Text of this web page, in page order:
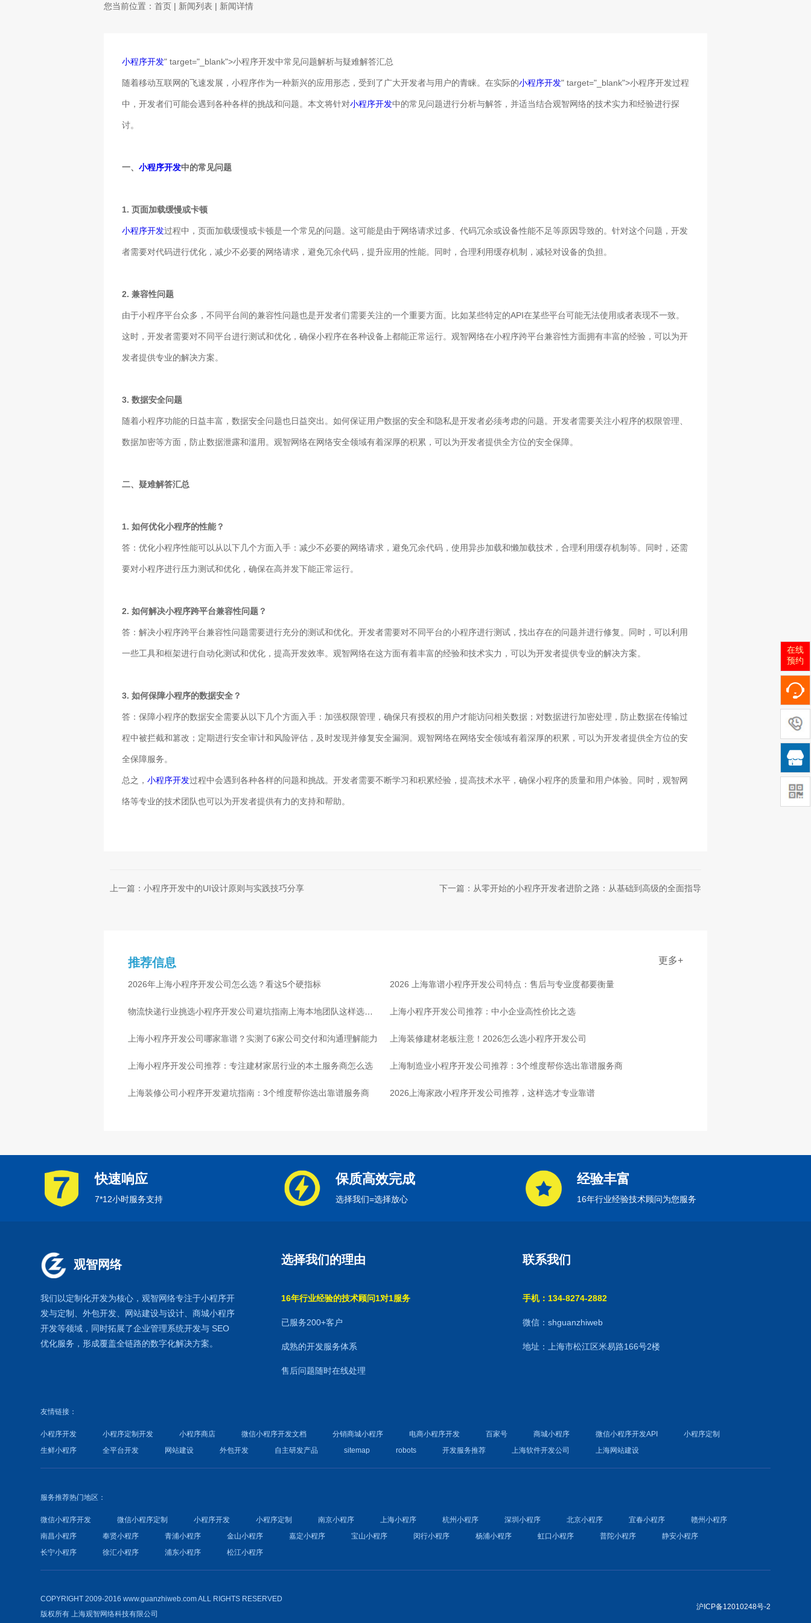
您当前位置： 首页 | 新闻列表 | 新闻详情
小程序开发" target="_blank">小程序开发中常见问题解析与疑难解答汇总
随着移动互联网的飞速发展，小程序作为一种新兴的应用形态，受到了广大开发者与用户的青睐。在实际的小程序开发" target="_blank">小程序开发过程
中，开发者们可能会遇到各种各样的挑战和问题。本文将针对小程序开发中的常见问题进行分析与解答，并适当结合观智网络的技术实力和经验进行探
讨。
一、 小程序开发中的常见问题
1. 页面加载缓慢或卡顿
小程序开发过程中，页面加载缓慢或卡顿是一个常见的问题。这可能是由于网络请求过多、代码冗余或设备性能不足等原因导致的。针对这个问题，开发
者需要对代码进行优化，减少不必要的网络请求，避免冗余代码，提升应用的性能。同时，合理利用缓存机制，减轻对设备的负担。
2. 兼容性问题
由于小程序平台众多，不同平台间的兼容性问题也是开发者们需要关注的一个重要方面。比如某些特定的API在某些平台可能无法使用或者表现不一致。
这时，开发者需要对不同平台进行测试和优化，确保小程序在各种设备上都能正常运行。观智网络在小程序跨平台兼容性方面拥有丰富的经验，可以为开
发者提供专业的解决方案。
3. 数据安全问题
随着小程序功能的日益丰富，数据安全问题也日益突出。如何保证用户数据的安全和隐私是开发者必须考虑的问题。开发者需要关注小程序的权限管理、
数据加密等方面，防止数据泄露和滥用。观智网络在网络安全领域有着深厚的积累，可以为开发者提供全方位的安全保障。
二、疑难解答汇总
1. 如何优化小程序的性能？
答：优化小程序性能可以从以下几个方面入手：减少不必要的网络请求，避免冗余代码，使用异步加载和懒加载技术，合理利用缓存机制等。同时，还需
要对小程序进行压力测试和优化，确保在高并发下能正常运行。
2. 如何解决小程序跨平台兼容性问题？
答：解决小程序跨平台兼容性问题需要进行充分的测试和优化。开发者需要对不同平台的小程序进行测试，找出存在的问题并进行修复。同时，可以利用
一些工具和框架进行自动化测试和优化，提高开发效率。观智网络在这方面有着丰富的经验和技术实力，可以为开发者提供专业的解决方案。
3. 如何保障小程序的数据安全？
答：保障小程序的数据安全需要从以下几个方面入手：加强权限管理，确保只有授权的用户才能访问相关数据；对数据进行加密处理，防止数据在传输过
程中被拦截和篡改；定期进行安全审计和风险评估，及时发现并修复安全漏洞。观智网络在网络安全领域有着深厚的积累，可以为开发者提供全方位的安
全保障服务。
总之， 小程序开发过程中会遇到各种各样的问题和挑战。开发者需要不断学习和积累经验，提高技术水平，确保小程序的质量和用户体验。同时，观智网
络等专业的技术团队也可以为开发者提供有力的支持和帮助。
上一篇：小程序开发中的UI设计原则与实践技巧分享 下一篇：从零开始的小程序开发者进阶之路：从基础到高级的全面指导
推荐信息 更多+
2026年上海小程序开发公司怎么选？看这5个硬指标 2026 上海靠谱小程序开发公司特点：售后与专业度都要衡量
物流快递行业挑选小程序开发公司避坑指南上海本地团队这样选放
心
上海小程序开发公司推荐：中小企业高性价比之选
上海小程序开发公司哪家靠谱？实测了6家公司交付和沟通理解能力 上海装修建材老板注意！2026怎么选小程序开发公司
上海小程序开发公司推荐：专注建材家居行业的本土服务商怎么选 上海制造业小程序开发公司推荐：3个维度帮你选出靠谱服务商
上海装修公司小程序开发避坑指南：3个维度帮你选出靠谱服务商 2026上海家政小程序开发公司推荐，这样选才专业靠谱
快速响应
7*12小时服务支持
保质高效完成
选择我们=选择放心
经验丰富
16年行业经验技术顾问为您服务
观智网络
我们以定制化开发为核心，观智网络专注于小程序开
发与定制、外包开发、 网站建设与设计、商城小程序
开发等领域，同时拓展了企业管理系统开发与 SEO
优化服务，形成覆盖全链路的数字化解决方案。
选择我们的理由
16年行业经验的技术顾问1对1服务
已服务200+客户
成熟的开发服务体系
售后问题随时在线处理
联系我们
手机：134-8274-2882
微信：shguanzhiweb
地址：上海市松江区米易路166号2楼
友情链接：
小程序开发 小程序定制开发 小程序商店 微信小程序开发文档 分销商城小程序 电商小程序开发 百家号 商城小程序 微信小程序开发API
小程序定制
生鲜小程序
全平台开发 网站建设 外包开发 自主研发产品 sitemap robots 开发服务推荐 上海软件开发公司 上海网站建设
服务推荐热门地区：
微信小程序开发 微信小程序定制 小程序开发 小程序定制 南京小程序 上海小程序 杭州小程序 深圳小程序 北京小程序 宜春小程序
赣州小程序
南昌小程序
奉贤小程序 青浦小程序 金山小程序 嘉定小程序 宝山小程序 闵行小程序 杨浦小程序 虹口小程序 普陀小程序
静安小程序
长宁小程序
徐汇小程序 浦东小程序 松江小程序
COPYRIGHT 2009-2016 www.guanzhiweb.com ALL RIGHTS RESERVED
版权所有上海观智网络科技有限公司
沪ICP备12010248号-2
在线
预约
